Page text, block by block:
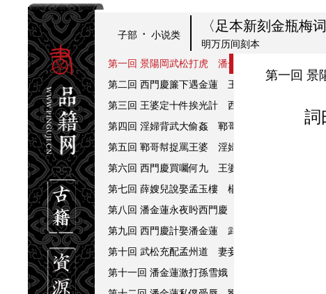
子部 · 小说类 〈足本新刻金瓶梅词
明万历间刻本
四贪词
第一回 景陽岡武松打虎 潘金蓮嫌夫賣風月
第二回 西門慶簾下遇金蓮 王婆子貪賄說風情
第三回 王婆定十件挨光計 西門慶茶房戲金蓮
第四回 淫婦背武大偷姦 鄆哥不憤閙茶肆
第五回 鄆哥幇捉罵王婆 淫婦藥酖武大郎
第六回 西門慶買囑何九 王婆打酒遇大雨
第七回 薛嫂兒說娶孟玉樓 楊姑娘氣罵張四舅
第八回 潘金蓮永夜盻西門慶 燒夫靈和尚聽淫聲
第九回 西門慶計娶潘金蓮 武都頭誤打李外傳
第十回 武松充配孟州道 妻妾翫賞芙蓉亭
第十一回 潘金蓮激打孫雪娥 西門慶梳籠李桂姐
第一回 景